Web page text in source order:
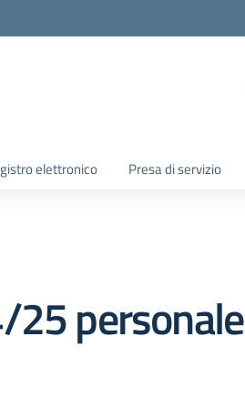
elettronico Presa di servizio
25 personale